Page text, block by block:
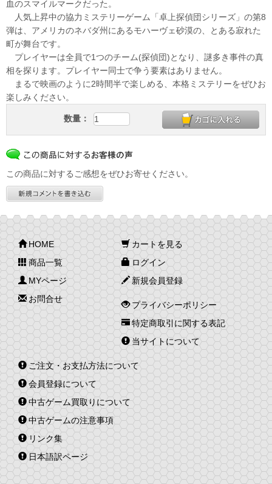
血のスマイルマークだった。
人気上昇中の協力ミステリーゲーム「卓上探偵団シリーズ」の第8
弾は、アメリカのネバダ州にあるモハーヴェ砂漠の、とある寂れた
町が舞台です。
プレイヤーは全員で1つのチーム(探偵団)となり、謎多き事件の真
相を探ります。プレイヤー同士で争う要素はありません。
まるで映画のように2時間半で楽しめる、本格ミステリーをぜひお
楽しみください。
数量：
この商品に対するご感想をぜひお寄せください。
HOME
商品一覧
MYページ
お問合せ
カートを見る
ログイン
新規会員登録
プライバシーポリシー
特定商取引に関する表記
当サイトについて
ご注文・お支払方法について
会員登録について
中古ゲーム買取りについて
中古ゲームの注意事項
リンク集
日本語訳ページ